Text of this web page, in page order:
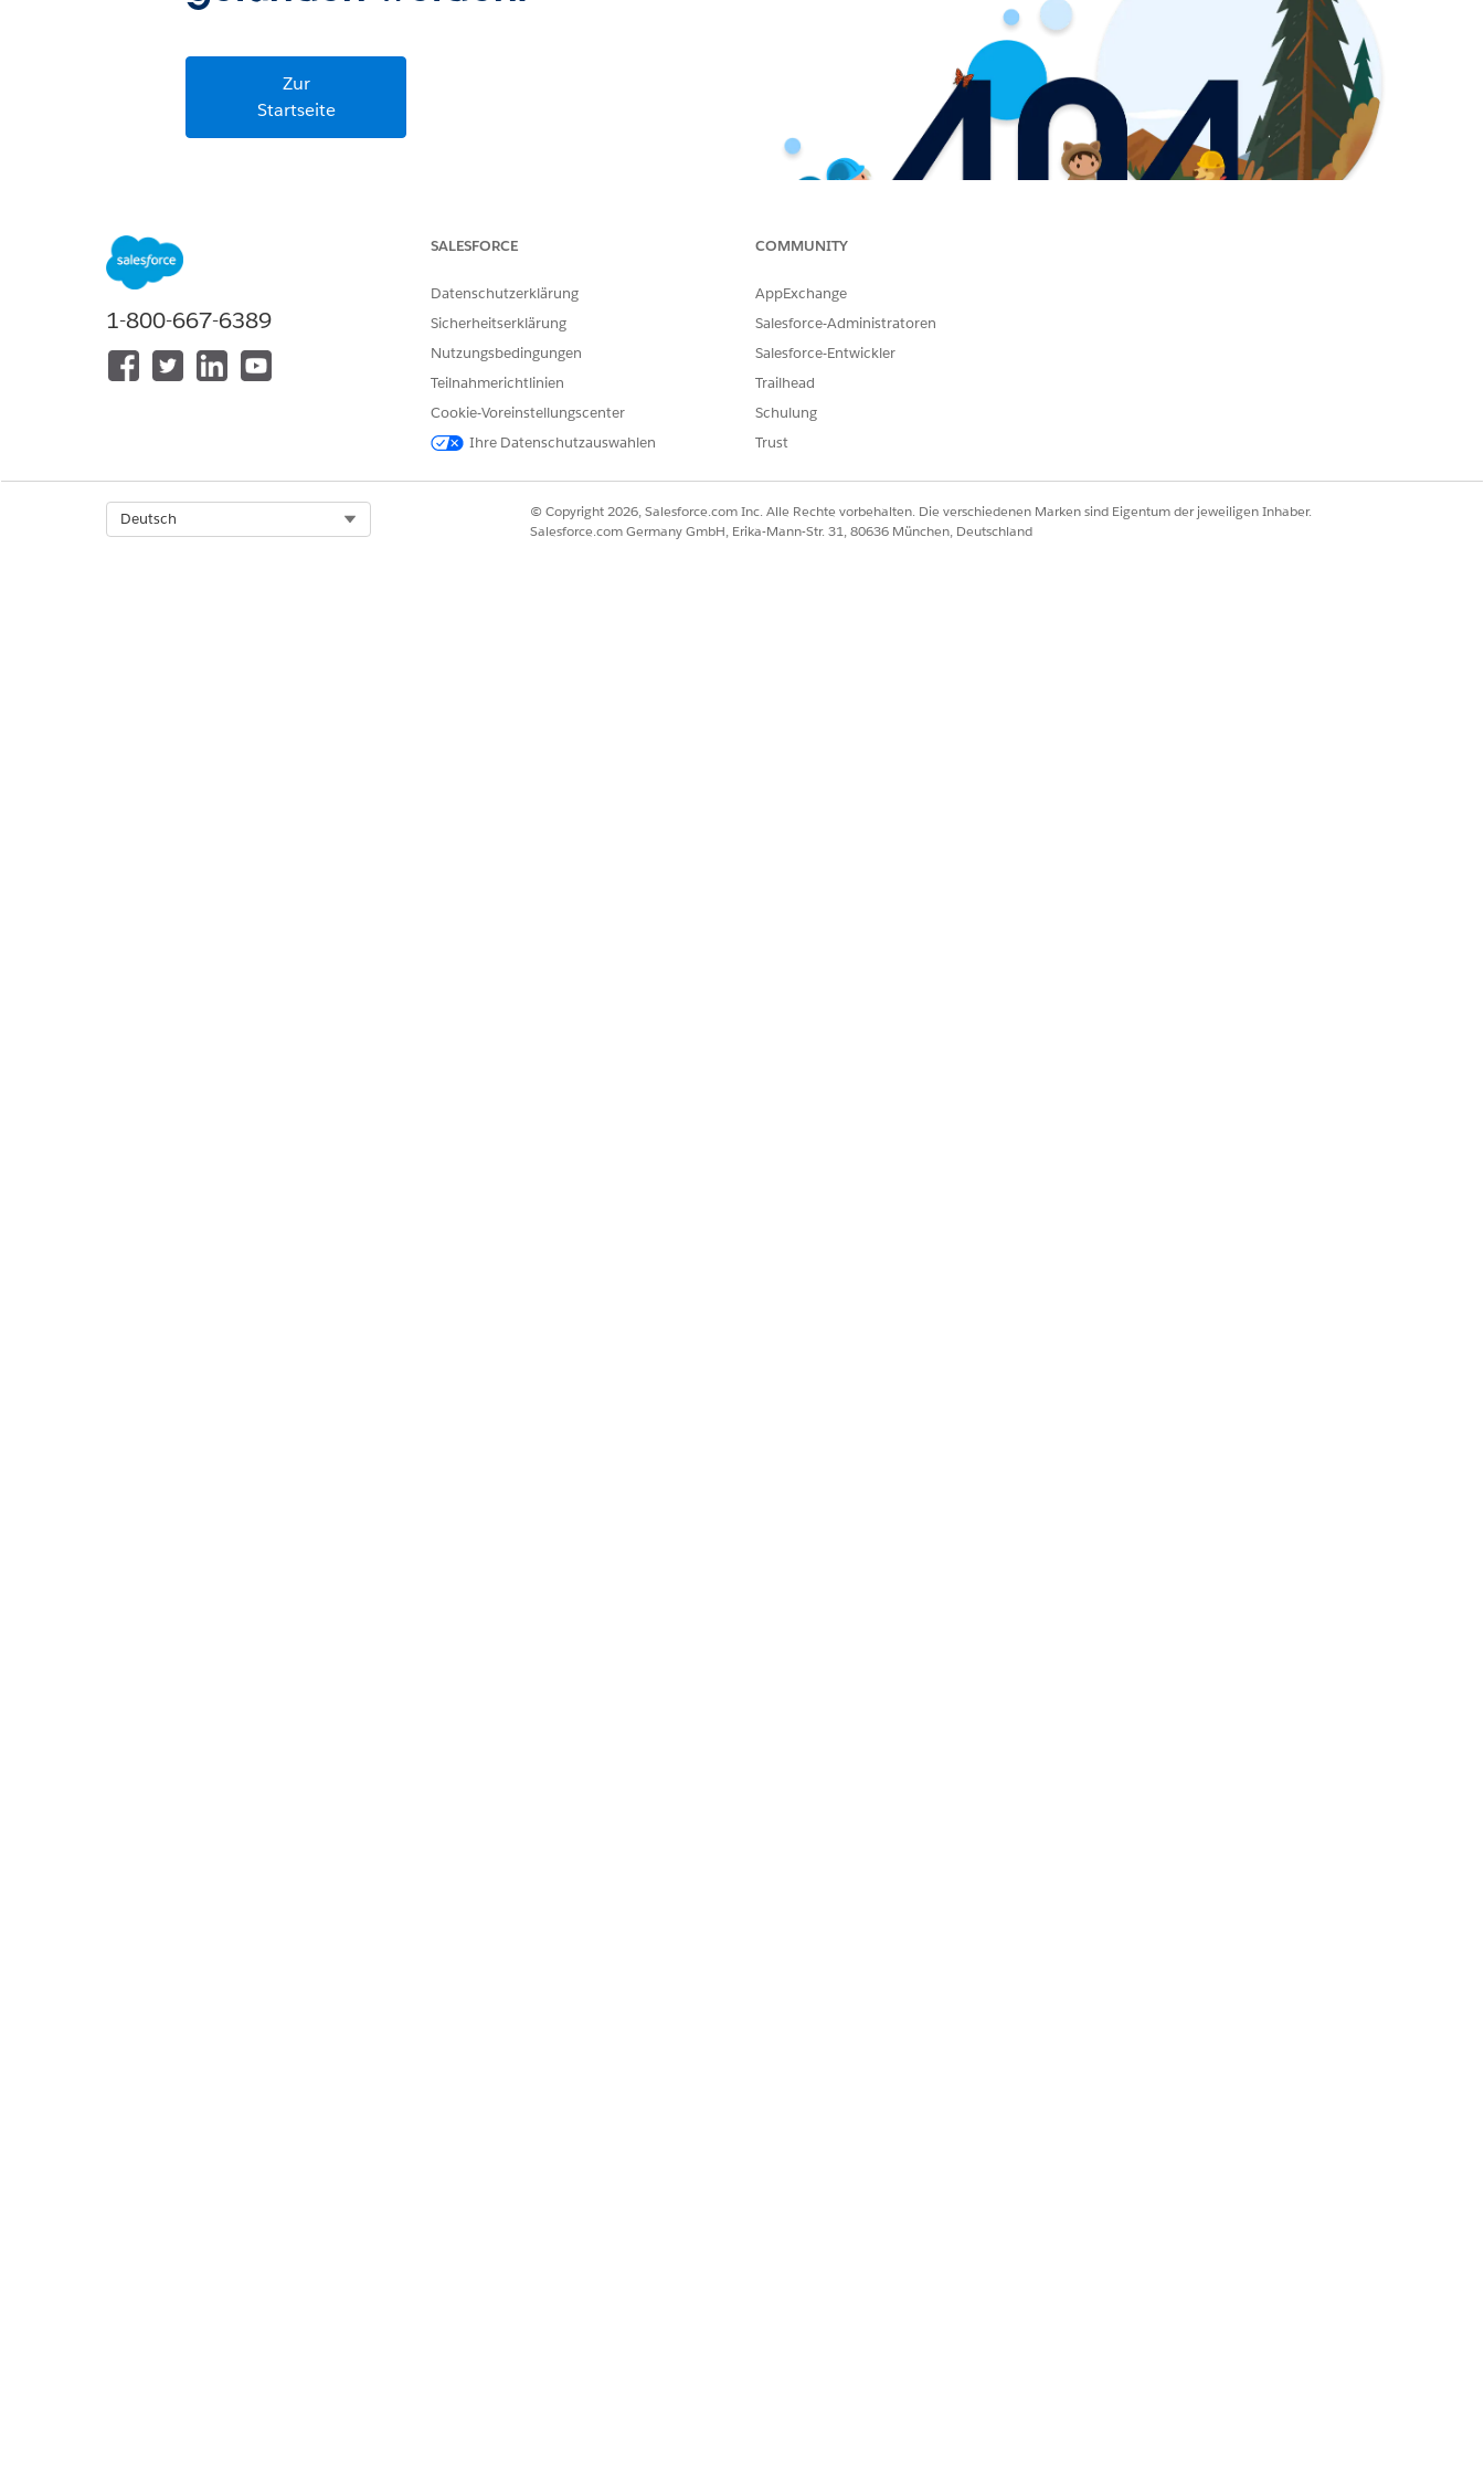
Zur
Startseite
1-800-667-6389
SALESFORCE
Datenschutzerklärung
Sicherheitserklärung
Nutzungsbedingungen
Teilnahmerichtlinien
Cookie-Voreinstellungscenter
Ihre Datenschutzauswahlen
COMMUNITY
AppExchange
Salesforce-Administratoren
Salesforce-Entwickler
Trailhead
Schulung
Trust
Deutsch
© Copyright 2026, Salesforce.com Inc. Alle Rechte vorbehalten. Die verschiedenen Marken sind Eigentum der jeweiligen Inhaber.
Salesforce.com Germany GmbH, Erika-Mann-Str. 31, 80636 München, Deutschland